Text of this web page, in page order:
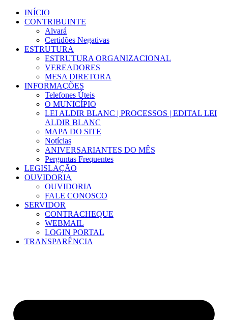
para
INÍCIO
CONTRIBUINTE
Alvará
Certidões Negativas
ESTRUTURA
ESTRUTURA ORGANIZACIONAL
VEREADORES
MESA DIRETORA
INFORMAÇÕES
Telefones Úteis
O MUNICÍPIO
LEI ALDIR BLANC | PROCESSOS | EDITAL LEI
ALDIR BLANC
MAPA DO SITE
Notícias
ANIVERSARIANTES DO MÊS
Perguntas Frequentes
LEGISLAÇÃO
OUVIDORIA
OUVIDORIA
FALE CONOSCO
SERVIDOR
CONTRACHEQUE
WEBMAIL
LOGIN PORTAL
TRANSPARÊNCIA